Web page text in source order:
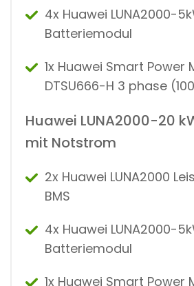
4x Huawei LUNA2000-
Batteriemodul
1x Huawei Smart Power
DTSU666-H 3 phase
Huawei LUNA2000-20
mit Notstrom
2x Huawei LUNA2000
BMS
4x Huawei LUNA2000-
Batteriemodul
1x Huawei Smart Power